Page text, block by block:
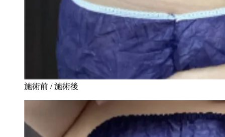
施術前 / 施術後